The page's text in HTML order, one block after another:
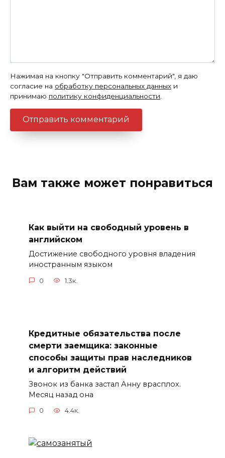
Нажимая на кнопку "Отправить комментарий", я даю
согласие на обработку персональных данных и
принимаю политику конфиденциальности
Вам также может понравиться
Как выйти на свободный уровень в
английском
Достижение свободного уровня владения
иностранным языком
0 1.3к.
Кредитные обязательства после
смерти заемщика: законные
способы защиты прав наследников
и алгоритм действий
Звонок из банка застал Анну врасплох.
Месяц назад она
0 4.4к.